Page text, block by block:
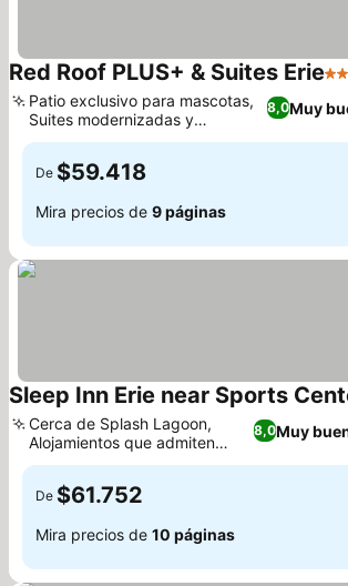
Red Roof PLUS+ & Suites Erie2
8,0Muy
Patio exclusivo para mascotas,
Suites modernizadas y
económicas
De $59.418
Mira precios de 9 páginas
Sleep Inn Erie near Sports
8,0Muy
Cerca de Splash Lagoon,
Alojamientos que admiten
mascotas
De $61.752
Mira precios de 10 páginas